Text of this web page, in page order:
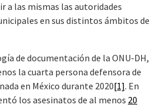
a las mismas las autoridades
en sus distintos ámbitos de
de documentación de la ONU-DH,
la cuarta persona defensora de
en México durante 2020[1]. En
los asesinatos de al menos 20